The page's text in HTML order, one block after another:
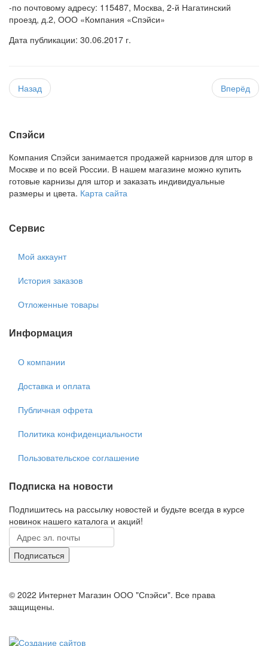
-по почтовому адресу: 115487, Москва, 2-й Нагатинский
проезд, д.2, ООО «Компания «Спэйси»
Дата публикации: 30.06.2017 г.
Назад Вперёд
Спэйси
Компания Спэйси занимается продажей карнизов для штор в
Москве и по всей России. В нашем магазине можно купить
готовые карнизы для штор и заказать индивидуальные
размеры и цвета. Карта сайта
Сервис
Мой аккаунт
История заказов
Отложенные товары
Информация
О компании
Доставка и оплата
Публичная офрета
Политика конфиденциальности
Пользовательское соглашение
Подписка на новости
Подпишитесь на рассылку новостей и будьте всегда в курсе
новинок нашего каталога и акций!
© 2022 Интернет Магазин ООО "Спэйси". Все права
защищены.